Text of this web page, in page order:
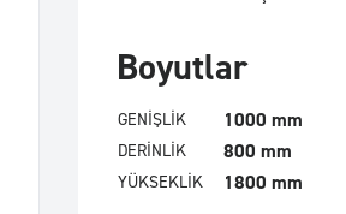
Boyutlar
GENIŞLIK 1000 mm
DERINLIK 800 mm
YÜKSEKLIK
1800 mm